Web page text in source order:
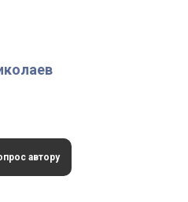
автору